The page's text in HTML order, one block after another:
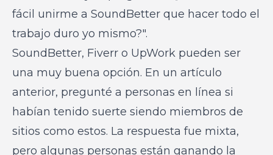
fácil unirme a SoundBetter que hacer todo el
trabajo duro yo mismo?".
SoundBetter, Fiverr o UpWork pueden ser
una muy buena opción. En un artículo
anterior, pregunté a personas en línea si
habían tenido suerte siendo miembros de
sitios como estos. La respuesta fue mixta,
pero algunas personas están ganando la